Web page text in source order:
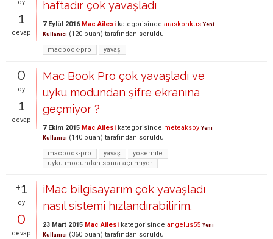
oy
1
cevap
haftadır çok yavaşladı
7 Eylül 2016 Mac Ailesi kategorisinde araskonkus Yeni
Kullanıcı (120 puan) tarafından soruldu
macbook-pro
yavaş
0
oy
1
cevap
Mac Book Pro çok yavaşladı ve
uyku modundan şifre ekranına
geçmiyor ?
7 Ekim 2015 Mac Ailesi kategorisinde meteaksoy Yeni
Kullanıcı (140 puan) tarafından soruldu
macbook-pro
yavaş
yosemite
uyku-modundan-sonra-açılmıyor
+1
oy
0
cevap
iMac bilgisayarım çok yavaşladı
nasıl sistemi hızlandırabilirim.
23 Mart 2015 Mac Ailesi kategorisinde angelus55 Yeni
Kullanıcı (360 puan) tarafından soruldu